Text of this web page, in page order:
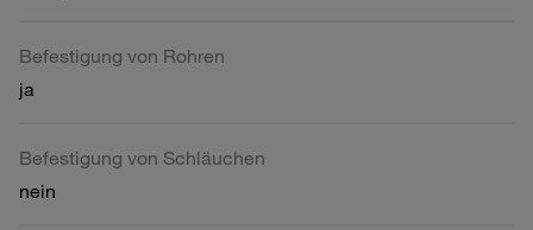
Befestigung von Rohren
ja
Befestigung von Schläuchen
nein